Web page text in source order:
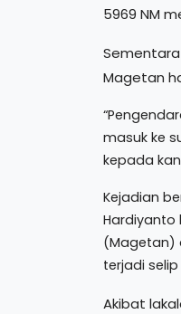
5969 NM
Sementara
Magetan
masuk ke
kepada
Kejadian
Hardiyanto
(Magetan)
terjadi
Akibat